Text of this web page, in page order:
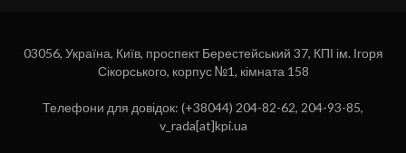
03056, Україна, Київ, проспект Берестейський 37, КПІ ім. Ігоря
Сікорського, корпус №1, кімната 158
Телефони для довідок: (+38044) 204-82-62, 204-93-85,
v_rada[at]kpi.ua